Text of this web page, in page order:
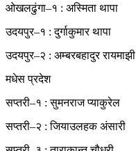
ओखलढुंगा–१ : अस्मिता थापा
उदयपुर–१ : दुर्गाकुमार थापा
उदयपुर–२ : अम्बरबहादुर रायमाझी
मधेस प्रदेश
सप्तरी–१ : सुमनराज प्याकुरेल
सप्तरी–२ : जियाउलहक अंसारी